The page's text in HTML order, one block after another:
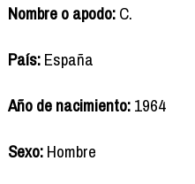
Nombre o apodo:C.
País:España
Año de nacimiento:1964
Sexo:Hombre